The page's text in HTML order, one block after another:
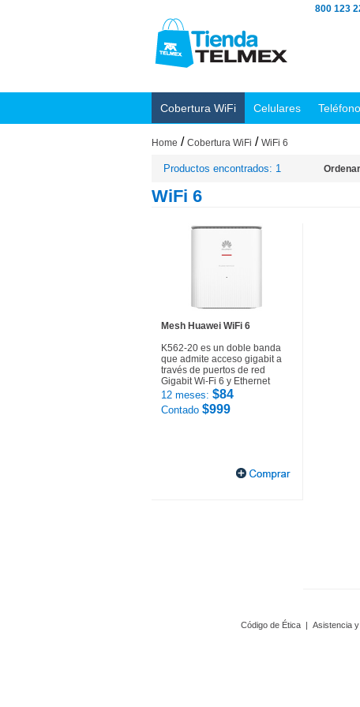
800 123
Cobertura WiFi Celulares
Home / Cobertura WiFi / WiFi 6
Productos encontrados: 1
WiFi 6
Mesh Huawei WiFi 6
K562-20 es un doble banda
que admite acceso gigabit a
través de puertos de red
Gigabit Wi-Fi 6 y Ethernet
12 meses: $84
Contado $999
Código de Ética | Asistencia